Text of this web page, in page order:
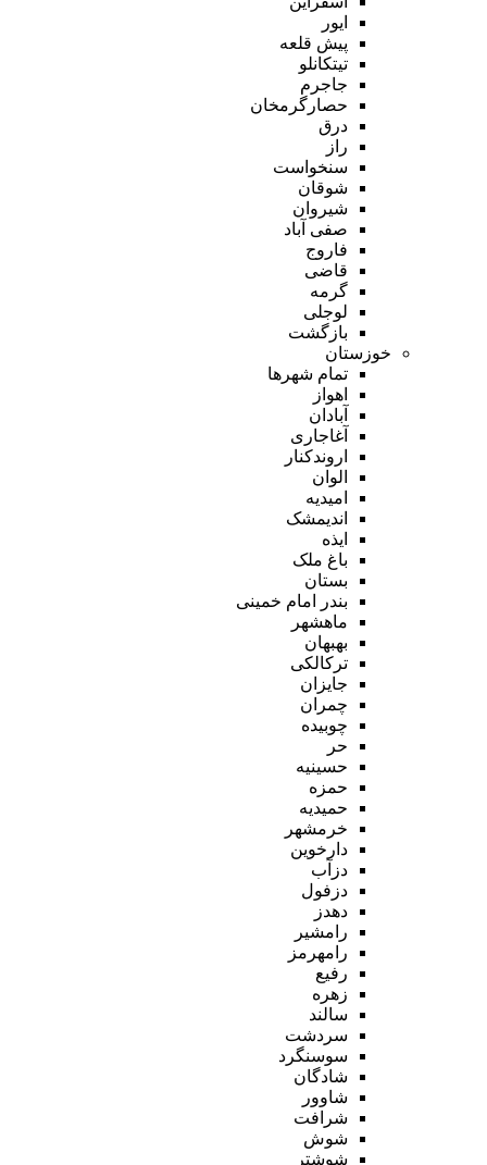
ایور
پیش قلعه
تیتکانلو
جاجرم
حصارگرمخان
درق
راز
سنخواست
شوقان
شیروان
صفی آباد
فاروج
قاضی
گرمه
لوجلی
بازگشت
خوزستان
تمام شهر‌ها
اهواز
آبادان
آغاجاری
اروندکنار
الوان
امیدیه
اندیمشک
ایذه
باغ ملک
بستان
بندر امام خمینی
ماهشهر
بهبهان
ترکالکی
جایزان
چمران
چوبیده
حر
حسینیه
حمزه
حمیدیه
خرمشهر
دارخوین
دزآب
دزفول
دهدز
رامشیر
رامهرمز
رفیع
زهره
سالند
سردشت
سوسنگرد
شادگان
شاوور
شرافت
شوش
شوشتر